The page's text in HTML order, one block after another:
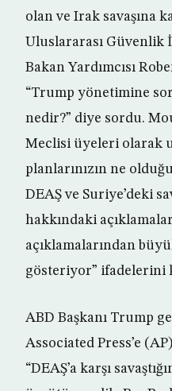
olan ve Irak savaşına
Uluslararası Güvenlik
Bakan Yardımcısı
“Trump yönetimine
nedir?” diye sordu.
Meclisi üyeleri olarak
planlarınızın ne
DEAŞ ve Suriye’deki
hakkındaki
açıklamalarından
gösteriyor” ifadelerini
ABD Başkanı Trump
Associated Press’e
“DEAŞ’a karşı